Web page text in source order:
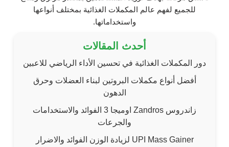
للجميع لفهم عالم المكملات الغذائية بمختلف أنواعها
واستخداماتها.
أحدث المقالات
دور المكملات الغذائية في تحسين الأداء الرياضي للاعبين
أفضل أنواع مكملات البروتين لبناء العضلات وحرق
الدهون
زاندروس Zandros اوميجا 3 الفوائد والاستخدامات
والجرعات
UPI Mass Gainer لزيادة الوزن الفوائد والاضرار